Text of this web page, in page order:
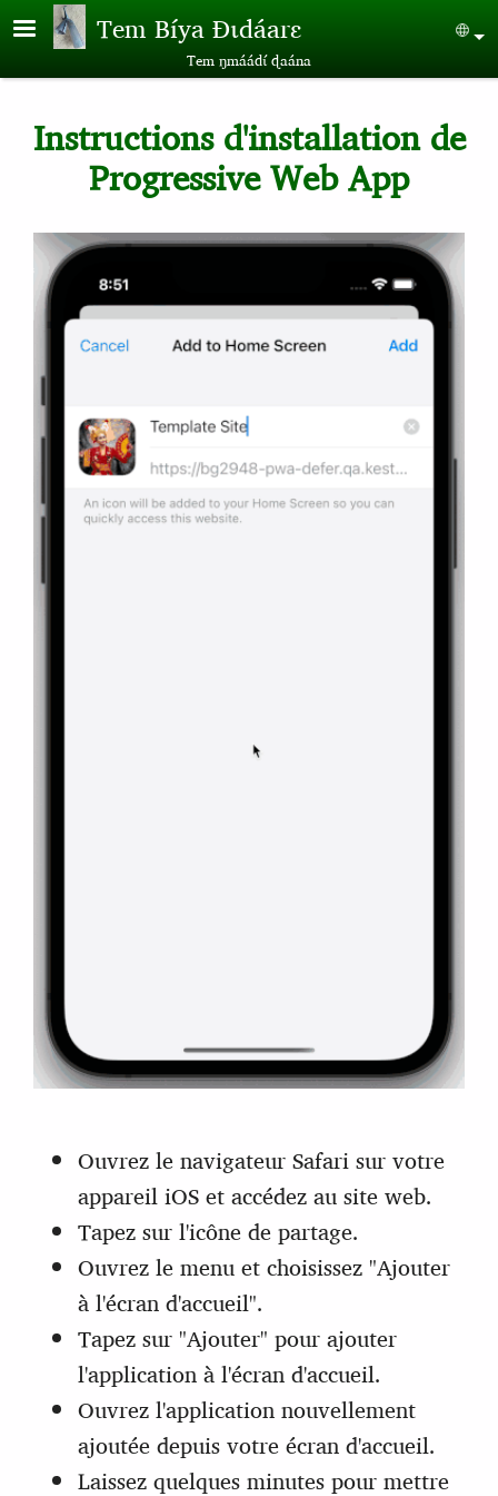
Aller au contenu principal
Tem Bíya Ɖɩdáarɛ
Tem ŋmáádɩ́ ɖaána
Instructions d'installation de
Progressive Web App
Ouvrez le navigateur Safari sur votre
appareil iOS et accédez au site web.
Tapez sur l'icône de partage.
Ouvrez le menu et choisissez "Ajouter
à l'écran d'accueil".
Tapez sur "Ajouter" pour ajouter
l'application à l'écran d'accueil.
Ouvrez l'application nouvellement
ajoutée depuis votre écran d'accueil.
Laissez quelques minutes pour mettre